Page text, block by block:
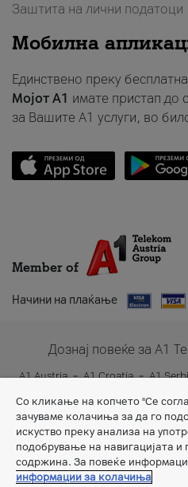
Заштита на лични податоци
Мобилна
Единствено преку
Мојот A1 имате пристап до
за Вашите A1 услуги, во
Member of
Начини на плаќање
Дознај повеќе за A1
A1 Austria A1 Croatia A1
A1 Slovenia
Со кликање на копчето "Се
зачуваме колачиња за да го
искуство преку анализа на
подобрување на навигацијата
содржина. За повеќе
информации за колачиња